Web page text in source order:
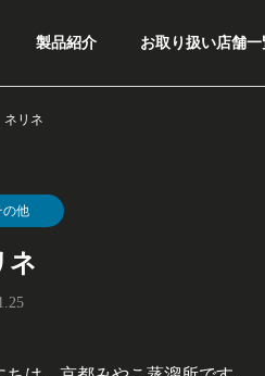
製品紹介 お取り扱い店舗一
ネリネ
の他
ネ